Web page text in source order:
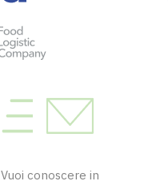
Vuoi conoscere in